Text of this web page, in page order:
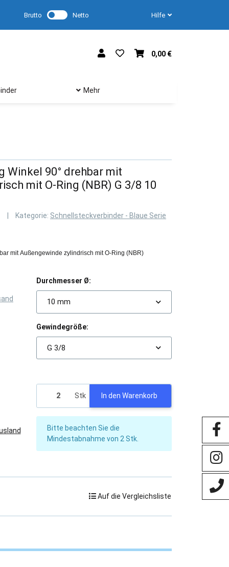
Brutto Netto Hilfe
0,00 €
Mehr
Winkel 90° drehbar mit
mit O-Ring (NBR) G 3/8 10
Kategorie: Schnellsteckverbinder - Blaue Serie
mit Außengewinde zylindrisch mit O-Ring (NBR)
Durchmesser Ø:
10 mm
Gewindegröße:
G 3/8
Stk In den Warenkorb
x
Bitte beachten Sie die
Mindestabnahme von 2 Stk.
Auf die Vergleichsliste